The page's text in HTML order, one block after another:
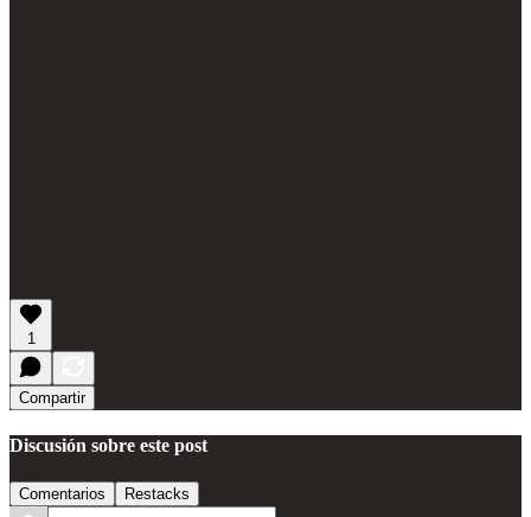
1
Compartir
Discusión sobre este post
Comentarios Restacks